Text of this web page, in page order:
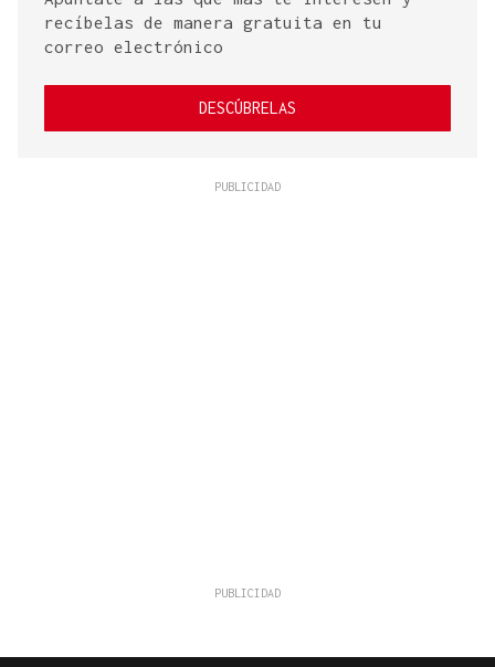
recíbelas de manera gratuita en tu
correo electrónico
DESCÚBRELAS